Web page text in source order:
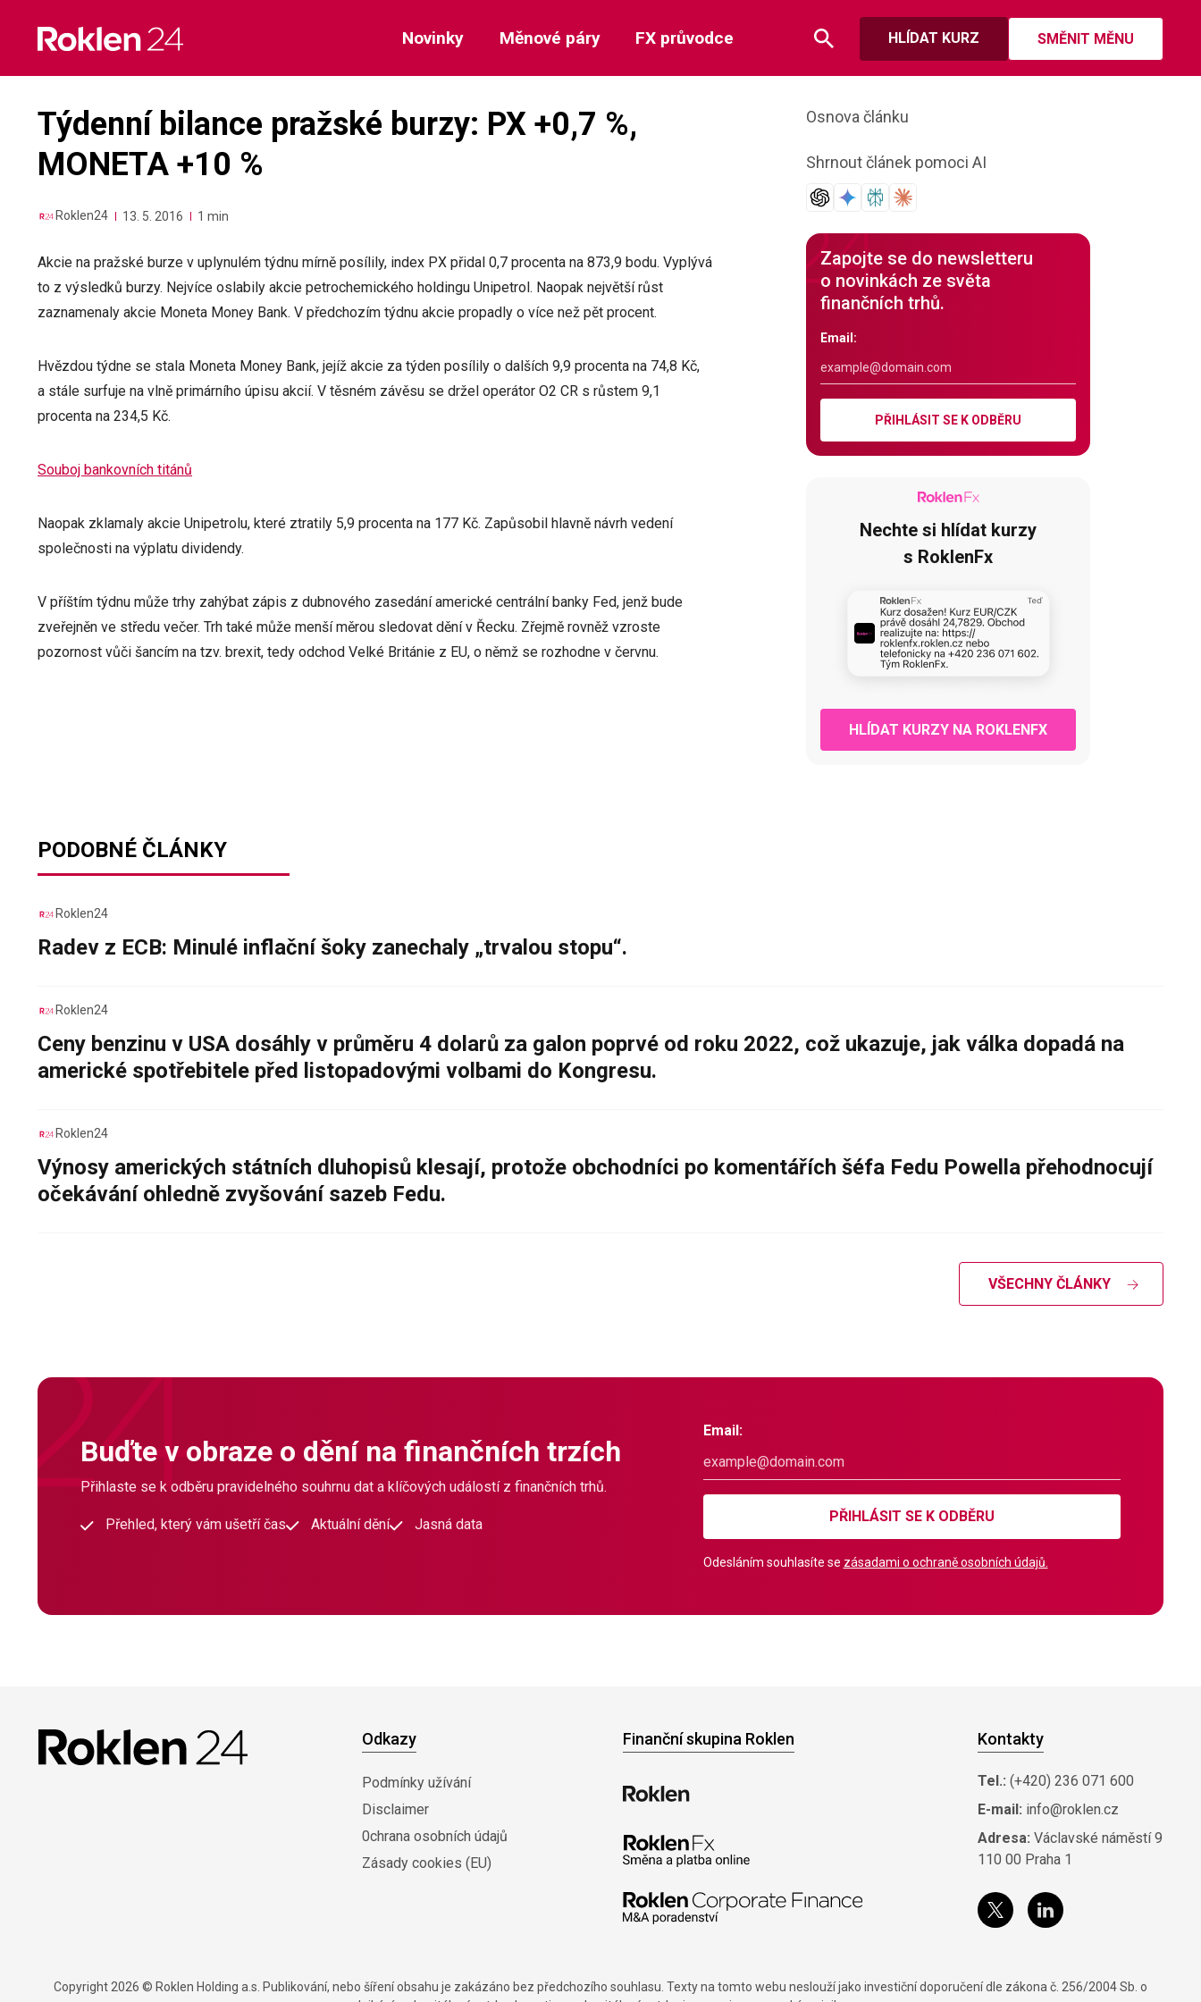
content
HLÍDAT KURZ SMĚNIT MĚNU
Novinky Měnové páry FX průvodce
Týdenní bilance pražské burzy: PX +0,7 %,
MONETA +10 %
Roklen24 13. 5. 2016 1 min
Akcie na pražské burze v uplynulém týdnu mírně posílily, index PX přidal 0,7 procenta na 873,9 bodu. Vyplývá
to z výsledků burzy. Nejvíce oslabily akcie petrochemického holdingu Unipetrol. Naopak největší růst
zaznamenaly akcie Moneta Money Bank. V předchozím týdnu akcie propadly o více než pět procent.
Hvězdou týdne se stala Moneta Money Bank, jejíž akcie za týden posílily o dalších 9,9 procenta na 74,8 Kč,
a stále surfuje na vlně primárního úpisu akcií. V těsném závěsu se držel operátor O2 CR s růstem 9,1
procenta na 234,5 Kč.
Souboj bankovních titánů
Naopak zklamaly akcie Unipetrolu, které ztratily 5,9 procenta na 177 Kč. Zapůsobil hlavně návrh vedení
společnosti na výplatu dividendy.
V příštím týdnu může trhy zahýbat zápis z dubnového zasedání americké centrální banky Fed, jenž bude
zveřejněn ve středu večer. Trh také může menší měrou sledovat dění v Řecku. Zřejmě rovněž vzroste
pozornost vůči šancím na tzv. brexit, tedy odchod Velké Británie z EU, o němž se rozhodne v červnu.
Osnova článku
Shrnout článek pomoci AI
Zapojte se do newsletteru
o novinkách ze světa
finančních trhů.
Email:
PŘIHLÁSIT SE K ODBĚRU
Nechte si hlídat kurzy
s RoklenFx
HLÍDAT KURZY NA ROKLENFX
PODOBNÉ ČLÁNKY
Roklen24
Radev z ECB: Minulé inflační šoky zanechaly „trvalou stopu“.
Roklen24
Ceny benzinu v USA dosáhly v průměru 4 dolarů za galon poprvé od roku 2022, což ukazuje, jak válka dopadá na
americké spotřebitele před listopadovými volbami do Kongresu.
Roklen24
Výnosy amerických státních dluhopisů klesají, protože obchodníci po komentářích šéfa Fedu Powella přehodnocují
očekávání ohledně zvyšování sazeb Fedu.
VŠECHNY ČLÁNKY
Buďte v obraze o dění na finančních trzích
Přihlaste se k odběru pravidelného souhrnu dat a klíčových událostí z finančních trhů.
Přehled, který vám ušetří čas Aktuální dění Jasná data
Email:
PŘIHLÁSIT SE K ODBĚRU
Odesláním souhlasíte se zásadami o ochraně osobních údajů.
Odkazy
Podmínky užívání
Disclaimer
0chrana osobních údajů
Zásady cookies (EU)
Finanční skupina Roklen Kontakty
Tel.: (+420) 236 071 600
E-mail: info@roklen.cz
Adresa: Václavské náměstí 9
110 00 Praha 1
Copyright 2026 © Roklen Holding a.s. Publikování, nebo šíření obsahu je zakázáno bez předchozího souhlasu. Texty na tomto webu neslouží jako investiční doporučení dle zákona č. 256/2004 Sb. o